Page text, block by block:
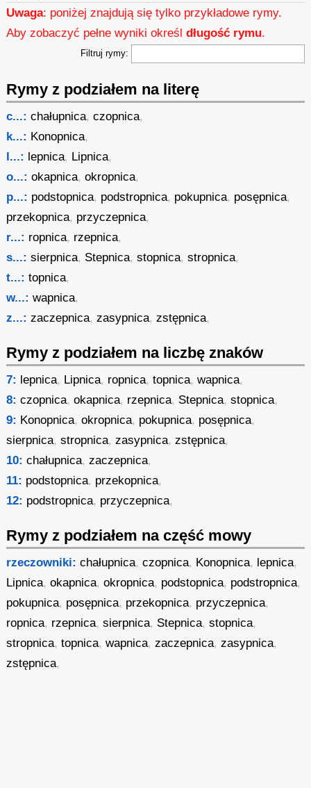
Uwaga: poniżej znajdują się tylko przykładowe rymy.
Aby zobaczyć pełne wyniki określdługość rymu.
Filtruj rymy:
Rymy z podziałem na literę
c...: chałupnica,czopnica,
k...: Konopnica,
l...: lepnica, Lipnica,
o...: okapnica,okropnica,
p...: podstopnica, podstropnica, pokupnica, posępnica,
przekopnica, przyczepnica,
r...: ropnica, rzepnica,
s...: sierpnica, Stepnica,stopnica,stropnica,
t...: topnica,
w...: wapnica,
z...: zaczepnica,zasypnica,zstępnica,
Rymy z podziałem na liczbę znaków
7: lepnica, Lipnica, ropnica,topnica,wapnica,
8: czopnica,okapnica, rzepnica, Stepnica,stopnica,
9: Konopnica,okropnica, pokupnica, posępnica,
sierpnica,stropnica,zasypnica,zstępnica,
10: chałupnica,zaczepnica,
11: podstopnica, przekopnica,
12: podstropnica, przyczepnica,
Rymy z podziałem na część mowy
rzeczowniki: chałupnica,czopnica, Konopnica, lepnica,
Lipnica,okapnica,okropnica, podstopnica, podstropnica,
pokupnica, posępnica, przekopnica, przyczepnica,
ropnica, rzepnica,sierpnica, Stepnica,stopnica,
stropnica,topnica,wapnica,zaczepnica,zasypnica,
zstępnica,